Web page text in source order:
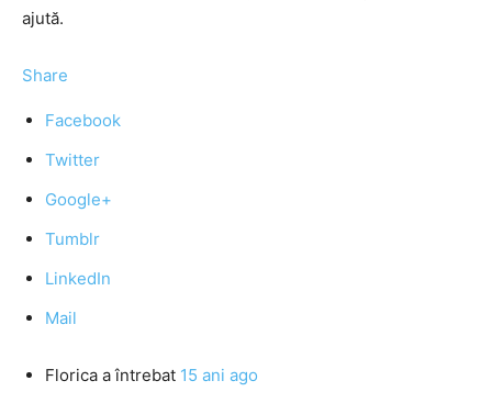
ajută.
Share
Facebook
Twitter
Google+
Tumblr
LinkedIn
Mail
Florica a întrebat 15 ani ago